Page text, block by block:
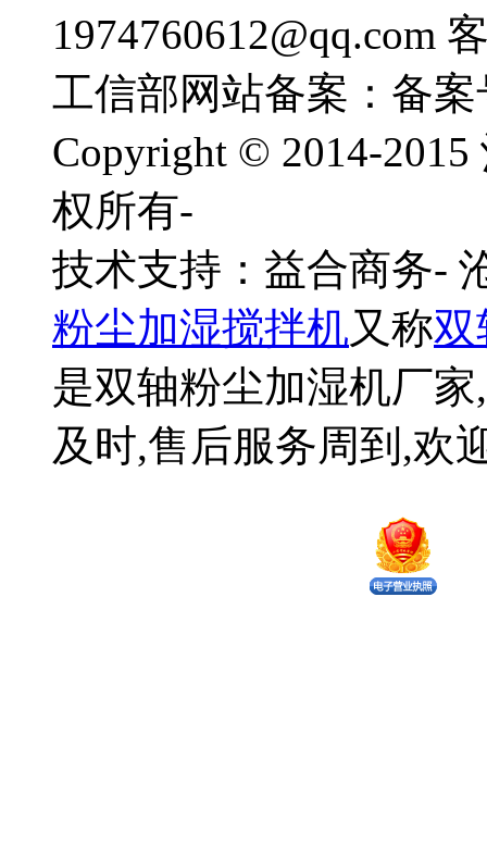
1974760612@qq.com
工信部网站备案：备案
Copyright © 2014-
权所有-
技术支持：益合商务-
粉尘加湿搅拌机又称双
是双轴粉尘加湿机厂
及时,售后服务周到,欢